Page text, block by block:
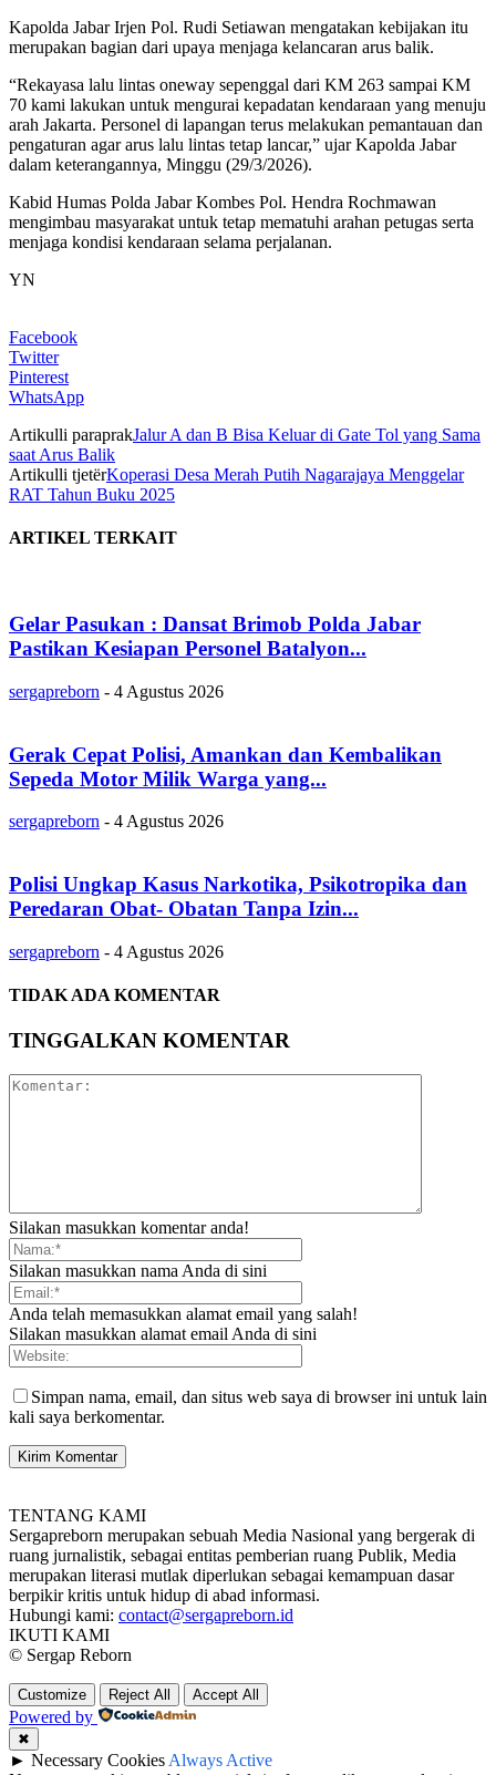
Kapolda Jabar Irjen Pol. Rudi Setiawan mengatakan kebijakan itu
merupakan bagian dari upaya menjaga kelancaran arus balik.
“Rekayasa lalu lintas oneway sepenggal dari KM 263 sampai KM
70 kami lakukan untuk mengurai kepadatan kendaraan yang menuju
arah Jakarta. Personel di lapangan terus melakukan pemantauan dan
pengaturan agar arus lalu lintas tetap lancar,” ujar Kapolda Jabar
dalam keterangannya, Minggu (29/3/2026).
Kabid Humas Polda Jabar Kombes Pol. Hendra Rochmawan
mengimbau masyarakat untuk tetap mematuhi arahan petugas serta
menjaga kondisi kendaraan selama perjalanan.
YN
Facebook
Twitter
Pinterest
WhatsApp
Artikulli paraprakJalur A dan B Bisa Keluar di Gate Tol yang Sama
saat Arus Balik
Artikulli tjetërKoperasi Desa Merah Putih Nagarajaya Menggelar
RAT Tahun Buku 2025
ARTIKEL TERKAIT
Gelar Pasukan : Dansat Brimob Polda Jabar
Pastikan Kesiapan Personel Batalyon...
sergapreborn - 4 Agustus 2026
Gerak Cepat Polisi, Amankan dan Kembalikan
Sepeda Motor Milik Warga yang...
sergapreborn - 4 Agustus 2026
Polisi Ungkap Kasus Narkotika, Psikotropika dan
Peredaran Obat- Obatan Tanpa Izin...
sergapreborn - 4 Agustus 2026
TIDAK ADA KOMENTAR
TINGGALKAN KOMENTAR
Silakan masukkan komentar anda!
Silakan masukkan nama Anda di sini
Anda telah memasukkan alamat email yang salah!
Silakan masukkan alamat email Anda di sini
Simpan nama, email, dan situs web saya di browser ini untuk lain
kali saya berkomentar.
TENTANG KAMI
Sergapreborn merupakan sebuah Media Nasional yang bergerak di
ruang jurnalistik, sebagai entitas pemberian ruang Publik, Media
merupakan literasi mutlak diperlukan sebagai kemampuan dasar
berpikir kritis untuk hidup di abad informasi.
Hubungi kami: contact@sergapreborn.id
IKUTI KAMI
© Sergap Reborn
Customize Reject All Accept All
Powered by
✖
► Necessary Cookies Always Active